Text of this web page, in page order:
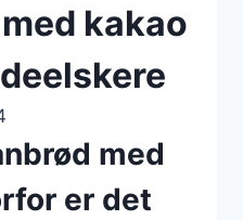
kakao
med
er det